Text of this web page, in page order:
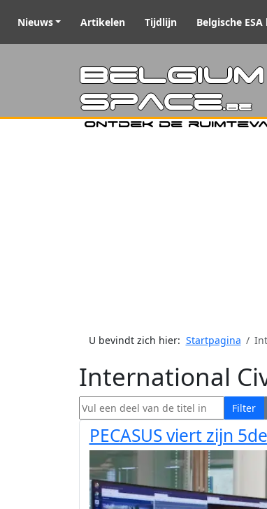
Nieuws Artikelen Tijdlijn Belgische
Space.be
Ontdek de
U bevindt zich hier: Startpagina
International
Vul een deel van de titel in Filter
PECASUS viert zijn